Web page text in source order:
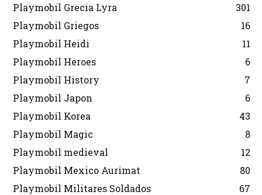
Playmobil Grecia Lyra
301
Playmobil Griegos
16
Playmobil Heidi
11
Playmobil Heroes
6
Playmobil History
7
Playmobil Japon
6
Playmobil Korea
43
Playmobil Magic
8
Playmobil medieval
12
Playmobil Mexico Aurimat
80
Playmobil Militares Soldados
67